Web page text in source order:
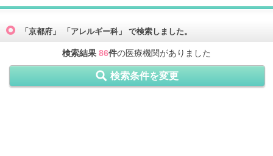
病院の通信簿
ログ
「京都府」 「アレルギー科」 で検索しました。
検索結果 86件の医療機関がありました
検索条件を変更